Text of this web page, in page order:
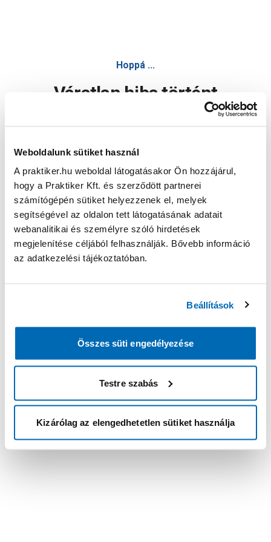
Weboldalunk sütiket használ
A praktiker.hu weboldal látogatásakor Ön hozzájárul,
hogy a Praktiker Kft. és szerződött partnerei
számítógépén sütiket helyezzenek el, melyek
segítségével az oldalon tett látogatásának adatait
webanalitikai és személyre szóló hirdetések
megjelenítése céljából felhasználják. Bővebb információ
az adatkezelési tájékoztatóban.
Beállítások
Összes süti engedélyezése
Testre szabás
Kizárólag az elengedhetetlen sütiket használja
Hoppá ...
Váratlan hiba történt
Oldal újratöltése